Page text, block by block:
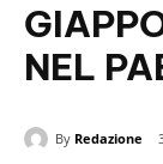
NEL
By Redazione